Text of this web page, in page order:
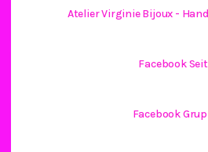
Atelier Virginie Bijoux -
Facebook
Facebook